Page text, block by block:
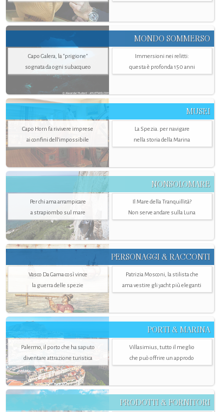
MONDO SOMMERSO
Capo Galera, la "prigione"
sognata da ogni subacqueo
Immersioni nei relitti:
questa è profonda 150 anni
MUSEI
Capo Horn fa rivivere imprese
ai confini dell’impossibile
La Spezia. per navigare
nella storia della Marina
NONSOLOMARE
Per chi ama arrampicare
a strapiombo sul mare
Il Mare della Tranquillità?
Non serve andare sulla Luna
PERSONAGGI & RACCONTI
Vasco Da Gama così vince
la guerra delle spezie
Patrizia Mosconi, la stilista che
ama vestire gli yacht più eleganti
PORTI & MARINA
Palermo, il porto che ha saputo
diventare attrazione turistica
Villasimius, tutto il meglio
che può offrire un approdo
PRODOTTI & FORNITORI